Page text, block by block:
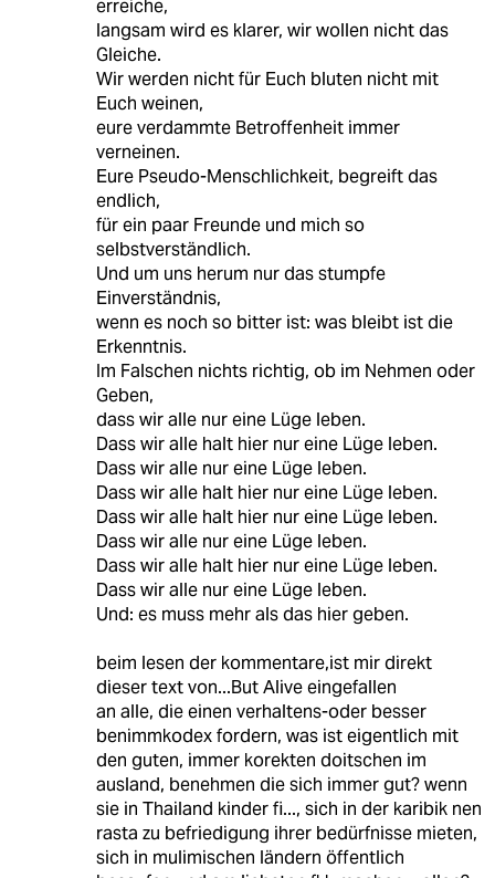
erreiche,
langsam wird es klarer, wir wollen nicht das
Gleiche.
Wir werden nicht für Euch bluten nicht mit
Euch weinen,
eure verdammte Betroffenheit immer
verneinen.
Eure Pseudo-Menschlichkeit, begreift das
endlich,
für ein paar Freunde und mich so
selbstverständlich.
Und um uns herum nur das stumpfe
Einverständnis,
wenn es noch so bitter ist: was bleibt ist die
Erkenntnis.
Im Falschen nichts richtig, ob im Nehmen oder
Geben,
dass wir alle nur eine Lüge leben.
Dass wir alle halt hier nur eine Lüge leben.
Dass wir alle nur eine Lüge leben.
Dass wir alle halt hier nur eine Lüge leben.
Dass wir alle halt hier nur eine Lüge leben.
Dass wir alle nur eine Lüge leben.
Dass wir alle halt hier nur eine Lüge leben.
Dass wir alle nur eine Lüge leben.
Und: es muss mehr als das hier geben.
beim lesen der kommentare,ist mir direkt
dieser text von...But Alive eingefallen
an alle, die einen verhaltens-oder besser
benimmkodex fordern, was ist eigentlich mit
den guten, immer korekten doitschen im
ausland, benehmen die sich immer gut? wenn
sie in Thailand kinder fi..., sich in der karibik nen
rasta zu befriedigung ihrer bedürfnisse mieten,
sich in mulimischen ländern öffentlich